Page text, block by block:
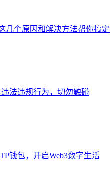
几个原因和解决方法帮你搞定
法违规行为，切勿触碰
钱包，开启Web3数字生活